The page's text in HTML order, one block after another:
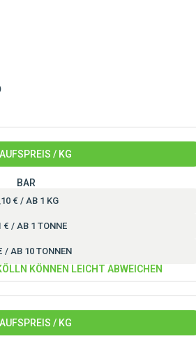
/ KG
BAR
€ / AB 1 KG
€ / AB 1 TONNE
/ AB 10 TONNEN
KÖNNEN LEICHT ABWEICHEN
/ KG